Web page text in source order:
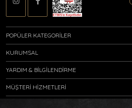
POPÜLER KATEGORİLER
KURUMSAL
YARDIM & BİLGİLENDİRME
MÜŞTERİ HİZMETLERİ